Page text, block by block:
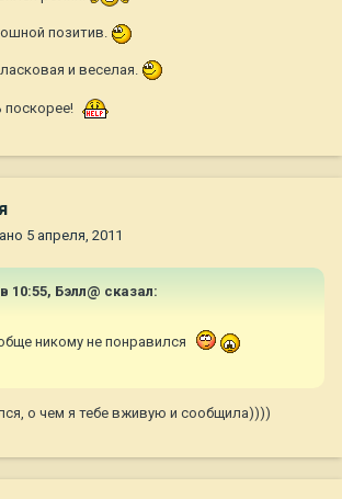
позитив.
и веселая.
поскорее!
5 апреля, 2011
10:55, Бэлл@ сказал:
никому не понравился
о чем я тебе вживую и сообщила))))